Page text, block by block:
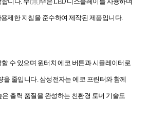
제한 지침을 준수하여 제작된 제품입니다.
수 있으며 원터치 에코 버튼과 시뮬레이터로
을 줄입니다. 삼성전자는 에코 프린터와 함께
출력 품질을 완성하는 친환경 토너 기술도